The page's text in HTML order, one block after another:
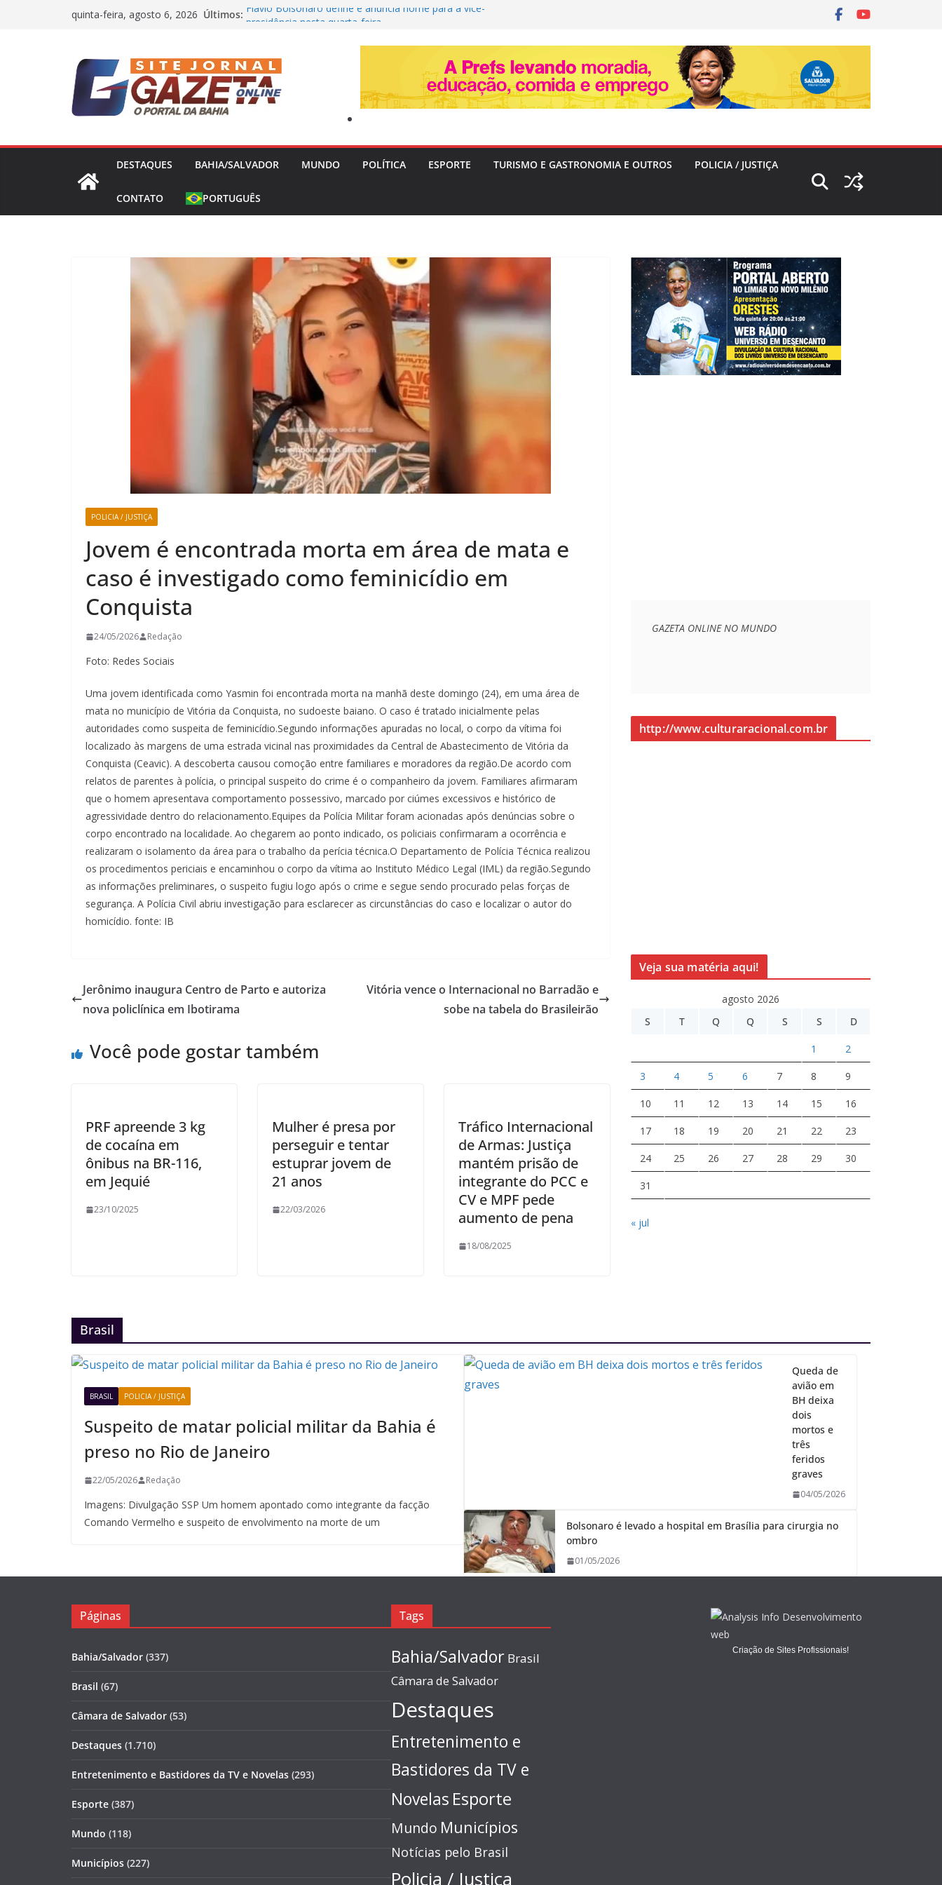
quinta-feira, agosto 6, 2026 Últimos: Flávio Bolsonaro define e anuncia nome para a vice-
Concessões de Táxi na Bahia com Prejuízo Tributário
Capitão da Seleção de Uganda e do SC Villa, David Owori É
Morto a Pedradas Durante Assalto em Kampala
Polícia Civil Destrói Plantação com 20 Mil Pés de Maconha e
Causa Prejuízo de R$ 4 Milhões na Bahia
DESTAQUES
BAHIA/SALVADOR MUNDO POLÍTICA ESPORTE TURISMO E GASTRONOMIA E OUTROS POLICIA / JUSTIÇA
CONTATO PORTUGUÊS
POLICIA / JUSTIÇA
Jovem é encontrada morta em área de mata e
caso é investigado como feminicídio em
Conquista
24/05/2026 Redação
Foto: Redes Sociais
Uma jovem identificada como Yasmin foi encontrada morta na manhã deste domingo (24), em uma área de
mata no município de Vitória da Conquista, no sudoeste baiano. O caso é tratado inicialmente pelas
autoridades como suspeita de feminicídio.Segundo informações apuradas no local, o corpo da vítima foi
localizado às margens de uma estrada vicinal nas proximidades da Central de Abastecimento de Vitória da
Conquista (Ceavic). A descoberta causou comoção entre familiares e moradores da região.De acordo com
relatos de parentes à polícia, o principal suspeito do crime é o companheiro da jovem. Familiares afirmaram
que o homem apresentava comportamento possessivo, marcado por ciúmes excessivos e histórico de
agressividade dentro do relacionamento.Equipes da Polícia Militar foram acionadas após denúncias sobre o
corpo encontrado na localidade. Ao chegarem ao ponto indicado, os policiais confirmaram a ocorrência e
realizaram o isolamento da área para o trabalho da perícia técnica.O Departamento de Polícia Técnica realizou
os procedimentos periciais e encaminhou o corpo da vítima ao Instituto Médico Legal (IML) da região.Segundo
as informações preliminares, o suspeito fugiu logo após o crime e segue sendo procurado pelas forças de
segurança. A Polícia Civil abriu investigação para esclarecer as circunstâncias do caso e localizar o autor do
homicídio. fonte: IB
Jerônimo inaugura Centro de Parto e autoriza
nova policlínica em Ibotirama
Vitória vence o Internacional no Barradão e
sobe na tabela do Brasileirão
Você pode gostar também
PRF apreende 3 kg
de cocaína em
ônibus na BR-116,
em Jequié
23/10/2025
Mulher é presa por
perseguir e tentar
estuprar jovem de
21 anos
22/03/2026
Tráfico Internacional
de Armas: Justiça
mantém prisão de
integrante do PCC e
CV e MPF pede
aumento de pena
18/08/2025
GAZETA ONLINE NO MUNDO
http://www.culturaracional.com.br
Veja sua matéria aqui!
agosto 2026
S
T Q Q S S D
1 2
3 4 5 6 7 8 9
10 11 12 13 14 15 16
17 18 19 20 21 22 23
24 25 26 27 28 29 30
31
« jul
Brasil
BRASIL POLICIA / JUSTIÇA
Suspeito de matar policial militar da Bahia é
preso no Rio de Janeiro
22/05/2026 Redação
Imagens: Divulgação SSP Um homem apontado como integrante da facção
Comando Vermelho e suspeito de envolvimento na morte de um
Queda de
avião em
BH deixa
dois
mortos e
três
feridos
graves
04/05/2026
Bolsonaro é levado a hospital em Brasília para cirurgia no
ombro
01/05/2026
Páginas
Bahia/Salvador (337)
Brasil (67)
Câmara de Salvador (53)
Destaques (1.710)
Entretenimento e Bastidores da TV e Novelas (293)
Esporte (387)
Mundo (118)
Municípios (227)
Tags
Bahia/Salvador Brasil
Câmara de Salvador
Destaques
Entretenimento e
Bastidores da TV e
Novelas Esporte
Mundo Municípios
Notícias pelo Brasil
Policia / Justiça
Criação de Sites Profissionais!